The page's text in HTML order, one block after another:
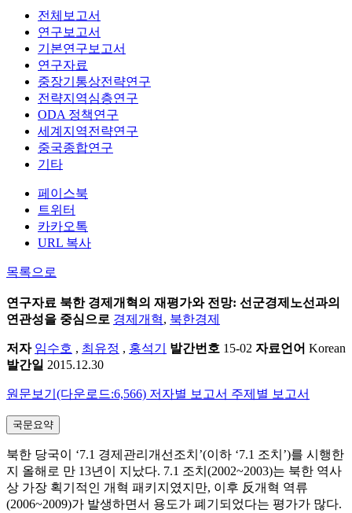
전체보고서
연구보고서
기본연구보고서
연구자료
중장기통상전략연구
전략지역심층연구
ODA 정책연구
세계지역전략연구
중국종합연구
기타
페이스북
트위터
카카오톡
URL 복사
목록으로
연구자료 북한 경제개혁의 재평가와 전망: 선군경제노선과의
연관성을 중심으로 경제개혁, 북한경제
저자 임수호 , 최유정 , 홍석기 발간번호 15-02 자료언어 Korean
발간일 2015.12.30
원문보기(다운로드:6,566) 저자별 보고서 주제별 보고서
국문요약
북한 당국이 ‘7.1 경제관리개선조치’(이하 ‘7.1 조치’)를 시행한
지 올해로 만 13년이 지났다. 7.1 조치(2002~2003)는 북한 역사
상 가장 획기적인 개혁 패키지였지만, 이후 反개혁 역류
(2006~2009)가 발생하면서 용도가 폐기되었다는 평가가 많다.